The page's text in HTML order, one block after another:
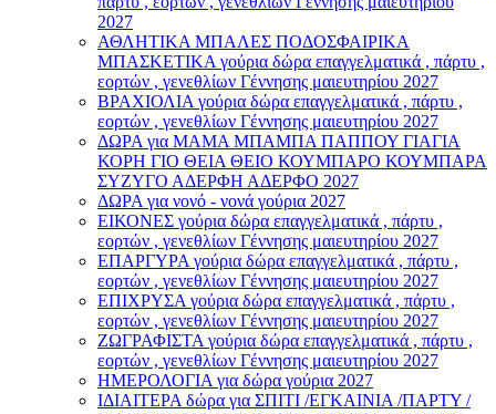
2027
ΑΘΛΗΤΙΚΑ ΜΠΑΛΕΣ ΠΟΔΟΣΦΑΙΡΙΚΑ
ΜΠΑΣΚΕΤΙΚΑ γούρια δώρα επαγγελματικά , πάρτυ ,
εορτών , γενεθλίων Γέννησης μαιευτηρίου 2027
ΒΡΑΧΙΟΛΙA γούρια δώρα επαγγελματικά , πάρτυ ,
εορτών , γενεθλίων Γέννησης μαιευτηρίου 2027
ΔΩΡΑ για ΜΑΜΑ ΜΠΑΜΠΑ ΠΑΠΠΟΥ ΓΙΑΓΙΑ
ΚΟΡΗ ΓΙΟ ΘΕΙΑ ΘΕΙΟ ΚΟΥΜΠΑΡΟ ΚΟΥΜΠΑΡΑ
ΣΥΖΥΓΟ ΑΔΕΡΦΗ ΑΔΕΡΦΟ 2027
ΔΩΡΑ για νονό - νονά γούρια 2027
ΕΙΚΟΝΕΣ γούρια δώρα επαγγελματικά , πάρτυ ,
εορτών , γενεθλίων Γέννησης μαιευτηρίου 2027
ΕΠΑΡΓΥΡΑ γούρια δώρα επαγγελματικά , πάρτυ ,
εορτών , γενεθλίων Γέννησης μαιευτηρίου 2027
ΕΠΙΧΡΥΣΑ γούρια δώρα επαγγελματικά , πάρτυ ,
εορτών , γενεθλίων Γέννησης μαιευτηρίου 2027
ΖΩΓΡΑΦΙΣΤΑ γούρια δώρα επαγγελματικά , πάρτυ ,
εορτών , γενεθλίων Γέννησης μαιευτηρίου 2027
ΗΜΕΡΟΛΟΓΙΑ για δώρα γούρια 2027
ΙΔΙΑΙΤΕΡΑ δώρα για ΣΠΙΤΙ /ΕΓΚΑΙΝΙΑ /ΠΑΡΤΥ /